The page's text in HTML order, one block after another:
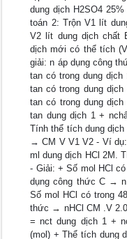
dung dịch H2SO4
toán 2: Trộn V1 lít
V2 lít dung dịch chất
dịch mới có thể tích
giải: n áp dụng công
tan có trong dung
tan có trong dung
tan có trong dung
tan dung dịch 1 +
Tính thể tích dung
→ CM V V1 V2 - Ví dụ:
ml dung dịch HCl 2M.
- Giải: + Số mol HCl
dụng công thức C → n
Số mol HCl có trong
thức → nHCl CM .V
= nct dung dịch 1 +
(mol) + Thể tích dung